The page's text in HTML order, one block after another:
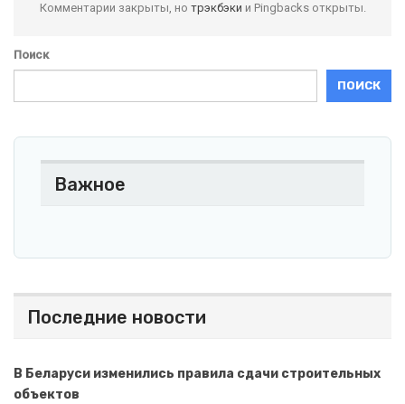
Комментарии закрыты, но трэкбэки и Pingbacks открыты.
Поиск
ПОИСК
Важное
Последние новости
В Беларуси изменились правила сдачи строительных
объектов